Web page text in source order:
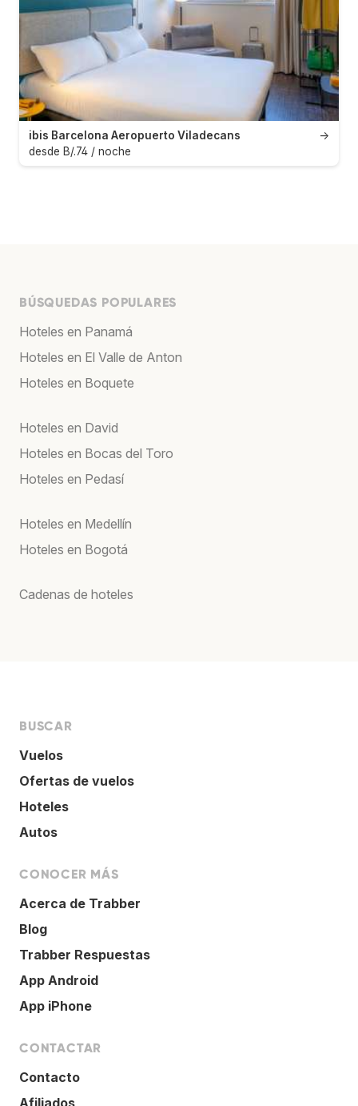
→
ibis Barcelona Aeropuerto Viladecans
desde B/.74 / noche
BÚSQUEDAS POPULARES
Hoteles en Panamá
Hoteles en El Valle de Anton
Hoteles en Boquete
Hoteles en David
Hoteles en Bocas del Toro
Hoteles en Pedasí
Hoteles en Medellín
Hoteles en Bogotá
Cadenas de hoteles
BUSCAR
Vuelos
Ofertas de vuelos
Hoteles
Autos
CONOCER MÁS
Acerca de Trabber
Blog
Trabber Respuestas
App Android
App iPhone
CONTACTAR
Contacto
Afiliados